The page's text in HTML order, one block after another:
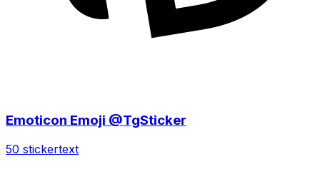
Emoticon Emoji @TgSticker
50 stickertext